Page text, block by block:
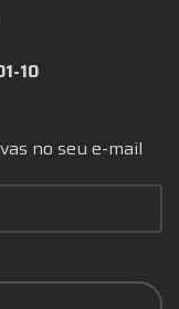
10
no seu e-mail